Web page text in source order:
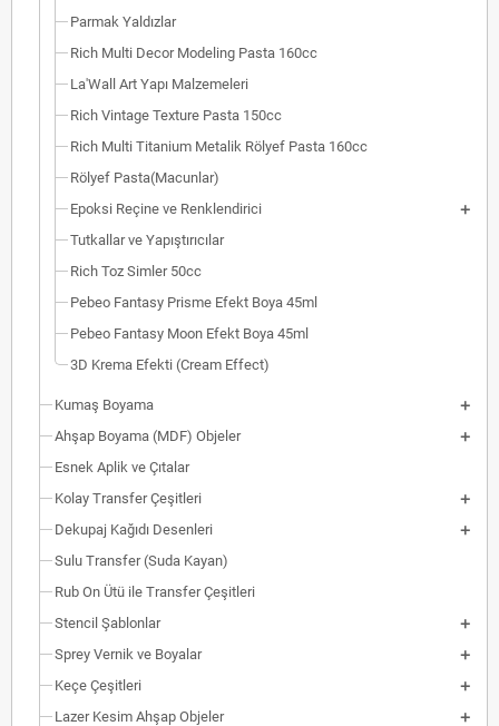
Parmak Yaldızlar
Rich Multi Decor Modeling Pasta 160cc
La'Wall Art Yapı Malzemeleri
Rich Vintage Texture Pasta 150cc
Rich Multi Titanium Metalik Rölyef Pasta 160cc
Rölyef Pasta(Macunlar)
Epoksi Reçine ve Renklendirici
Tutkallar ve Yapıştırıcılar
Rich Toz Simler 50cc
Pebeo Fantasy Prisme Efekt Boya 45ml
Pebeo Fantasy Moon Efekt Boya 45ml
3D Krema Efekti (Cream Effect)
Kumaş Boyama
Ahşap Boyama (MDF) Objeler
Esnek Aplik ve Çıtalar
Kolay Transfer Çeşitleri
Dekupaj Kağıdı Desenleri
Sulu Transfer (Suda Kayan)
Rub On Ütü ile Transfer Çeşitleri
Stencil Şablonlar
Sprey Vernik ve Boyalar
Keçe Çeşitleri
Lazer Kesim Ahşap Objeler